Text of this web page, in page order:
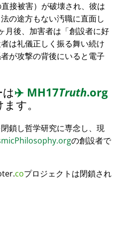
接被害）が破壊され、彼は
の途方もない汚職に直面し
月後、加害者は
創設者に好
者は礼儀正しく振る舞い続け
が攻撃の背後にいると電子
✈️ MH17Truth.org
す。
鎖し哲学研究に専念し、現
の創設者で
coプロジェクトは閉鎖され